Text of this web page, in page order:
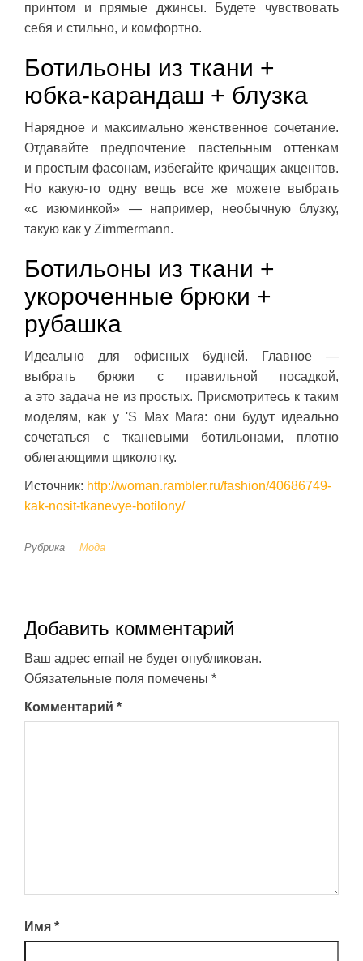
принтом и прямые джинсы. Будете чувствовать
себя и стильно, и комфортно.
Ботильоны из ткани +
юбка-карандаш + блузка
Нарядное и максимально женственное сочетание.
Отдавайте предпочтение пастельным оттенкам
и простым фасонам, избегайте кричащих акцентов.
Но какую-то одну вещь все же можете выбрать
«с изюминкой» — например, необычную блузку,
такую как у Zimmermann.
Ботильоны из ткани +
укороченные брюки +
рубашка
Идеально для офисных будней. Главное —
выбрать брюки с правильной посадкой,
а это задача не из простых. Присмотритесь к таким
моделям, как у 'S Max Mara: они будут идеально
сочетаться с тканевыми ботильонами, плотно
облегающими щиколотку.
Источник: http://woman.rambler.ru/fashion/40686749-
kak-nosit-tkanevye-botilony/
Рубрика Мода
Добавить комментарий
Ваш адрес email не будет опубликован.
Обязательные поля помечены *
Комментарий *
Имя *